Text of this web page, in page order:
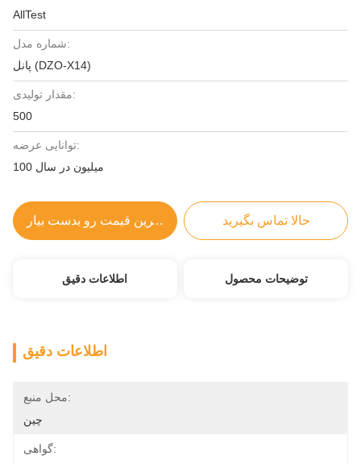
AllTest
شماره مدل:
پانل (DZO-X14)
مقدار تولیدی:
500
توانایی عرضه:
100 میلیون در سال
بهترین قیمت رو بدست بیار حالا تماس بگیرید
اطلاعات دقیق توضیحات محصول
اطلاعات دقیق
محل منبع:
چين
گواهی: